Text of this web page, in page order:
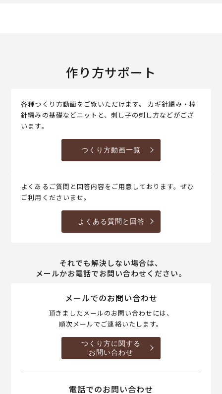
作り方サポート
各種つくり方動画をご覧いただけます。 カギ針編み・棒
針編みの基礎などニットと、刺し子の刺し方などがござ
います。
つくり方動画一覧
よくあるご質問と回答内容をご用意しております。ぜひ
ご利用くださいませ。
よくある質問と回答
それでも解決しない場合は、
メールかお電話でお問い合わせください。
メールでのお問い合わせ
頂きましたメールのお問い合わせには、
順次メールでご連絡いたします。
つくり方に関する
お問い合わせ
電話でのお問い合わせ